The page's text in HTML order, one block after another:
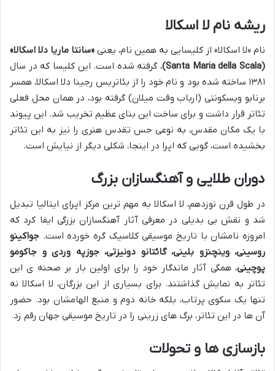
ریشه نام لا اسکالا
نام «لا اسکالا» از کلیسایی به همین نام، یعنی «سانتا ماریا دلا اسکالا»
(Santa Maria della Scala)
، گرفته شده است. این کلیسا که در سال
۱۳۸۱ ساخته شده بود و نام خود را از بئاتریس رجینا دلا اسکالا، همسر
برنابو ویسکونتی (ارباب وقت میلان) گرفته بود، در همان محل فعلی
تئاتر قرار داشت و برای ساخت این بنای عظیم تخریب شد. این پیوند
با یک مکان مقدس، به نوعی حس تقدس هنری را نیز به این تئاتر
بخشیده است، گویی که اپرا در اینجا، شکلی دیگر از نیایش است.
دوران طلایی و آهنگسازان بزرگ
در طول قرن نوزدهم، لا اسکالا به مهم ترین مرکز اپرای ایتالیا تبدیل
شد و نقش بی بدیلی در معرفی آثار آهنگسازان بزرگی ایفا کرد که
امروزه نامشان با تاریخ موسیقی کلاسیک گره خورده است. جواکینو
روسینی، وینچنزو بلینی، گائتانو دونیزتی، جوزپه وردی و جاکومو
پوچینی، همگی آثار ماندگار خود را برای اولین بار بر صحنه ی این
تئاتر به نمایش گذاشتند. برای بسیاری از این بزرگان، لا اسکالا نه
تنها یک سکوی پرتاب، بلکه خانه دوم و منبع الهامشان بود. حضور
آن ها در این تئاتر، برگ های زرینی را در تاریخ موسیقی جهان رقم زد.
بازسازی ها و تحولات